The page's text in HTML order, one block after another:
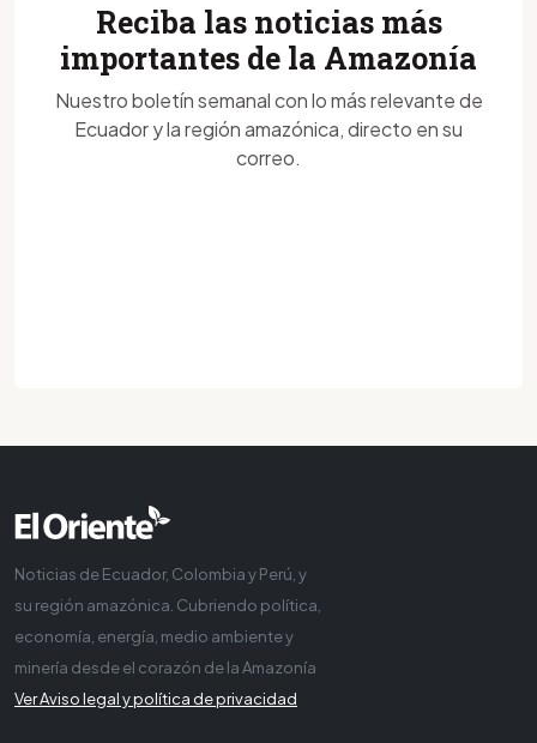
Reciba las noticias más
importantes de la Amazonía
Nuestro boletín semanal con lo más relevante de
Ecuador y la región amazónica, directo en su
correo.
Noticias de Ecuador, Colombia y Perú, y
su región amazónica. Cubriendo política,
economía, energía, medio ambiente y
minería desde el corazón de la Amazonía
Ver Aviso legal y política de privacidad